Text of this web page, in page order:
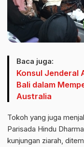
Baca juga:
Konsul Jenderal
Bali dalam
Australia
Tokoh yang juga
Parisada Hindu
kunjungan ziarah,